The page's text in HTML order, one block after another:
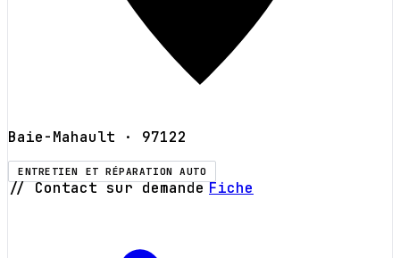
Baie-Mahault · 97122
ENTRETIEN ET RÉPARATION AUTO
// Contact sur demande Fiche